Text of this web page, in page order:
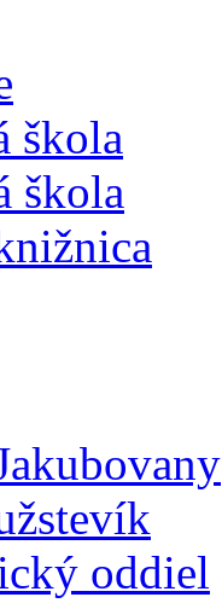
škola
škola
oddiel